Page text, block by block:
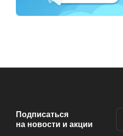
Подписаться
на новости и акции